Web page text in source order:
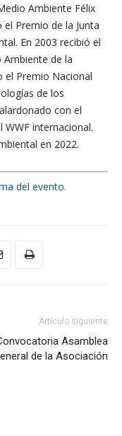
Ambiente Félix
Premio de la Junta
En 2003 recibió el
Ambiente de la
el Premio Nacional
de los
con el
internacional.
en 2022.
del evento.
Artículo siguiente
Asamblea
de la Asociación